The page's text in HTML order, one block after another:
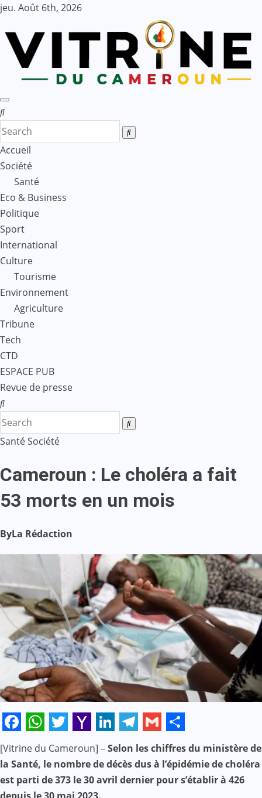
Skip
content
jeu. Août 6th, 2026
Accueil
Société
Santé
Eco & Business
Politique
Sport
International
Culture
Tourisme
Environnement
Agriculture
Tribune
Tech
CTD
ESPACE PUB
Revue de presse
SantéSociété
Cameroun : Le choléra a fait
53 morts en un mois
ByLa Rédaction
Facebook
WhatsApp
Twitter
Yahoo
Mail
LinkedIn
Telegram
Gmail
Share
[Vitrine du Cameroun] –Selon les chiffres du ministère de
la Santé, le nombre de décès dus à l’épidémie de choléra
est parti de 373 le 30 avril dernier pour s’établir à 426